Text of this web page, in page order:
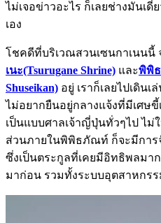
ไม่เจอข่าวอะไร ก็เลยช่างมันเดี่
เอง
โชคดีที่บริเวณสวนเซนกาเนนนี้
เนะ(Tsurugane Shrine) และพิพิ
Shuseikan) อยู่ เราก็เลยไปเดิน
ไม่อยากยืนอยู่กลางแจ้งที่มีเศษขี้
เป็นแบบศาลเจ้าญี่ปุ่นทั่วๆไป ไ
ส่วนภายในพิพิธภัณท์ ก็จะมีการ
ซึ่งเป็นตระกูลที่เคยมีอิทธิพลมา
มาก่อน รวมทั้งระบบอุตสาหกร